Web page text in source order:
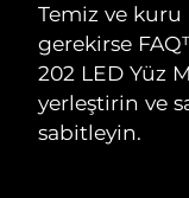
Temiz ve kuru
gerekirse
202 LED Yüz
yerleştirin ve
sabitleyin.